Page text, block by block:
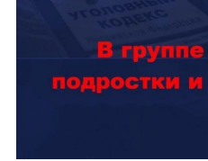
План информационной
учебный год
Программа по
поведения